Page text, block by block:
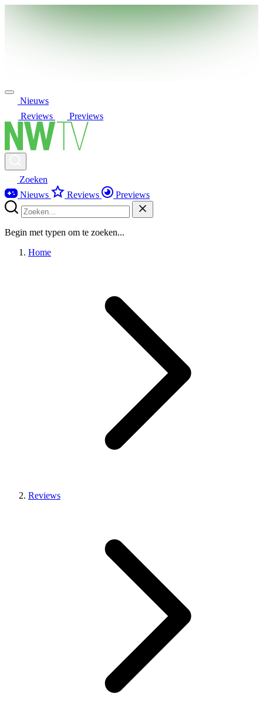
Nieuws
Reviews
Previews
Zoeken
Nieuws
Reviews Previews
Begin met typen om te zoeken...
Home
Reviews